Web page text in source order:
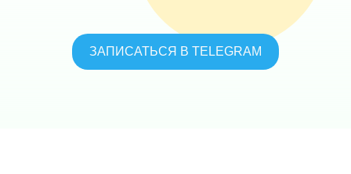
ЗАПИСАТЬСЯ В TELEGRAM